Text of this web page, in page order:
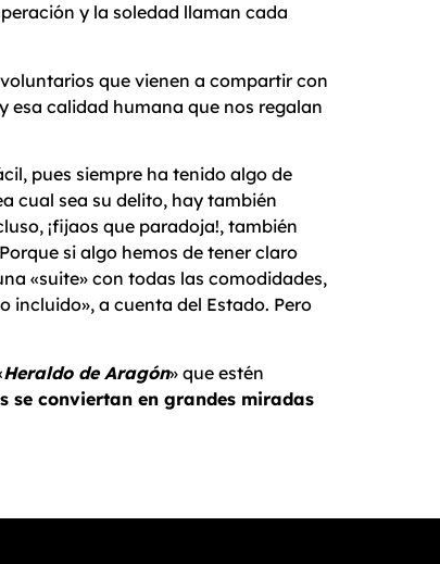
y la soledad llaman cada
que vienen a compartir con
esa calidad humana que nos regalan
pues siempre ha tenido algo de
cual sea su delito, hay también
¡fijaos que paradoja!, también
si algo hemos de tener claro
«suite» con todas las comodidades,
incluido», a cuenta del Estado. Pero
Heraldo de Aragón» que estén
se conviertan en grandes miradas